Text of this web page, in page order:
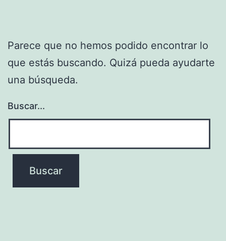
Parece que no hemos podido encontrar lo
que estás buscando. Quizá pueda ayudarte
una búsqueda.
Buscar...